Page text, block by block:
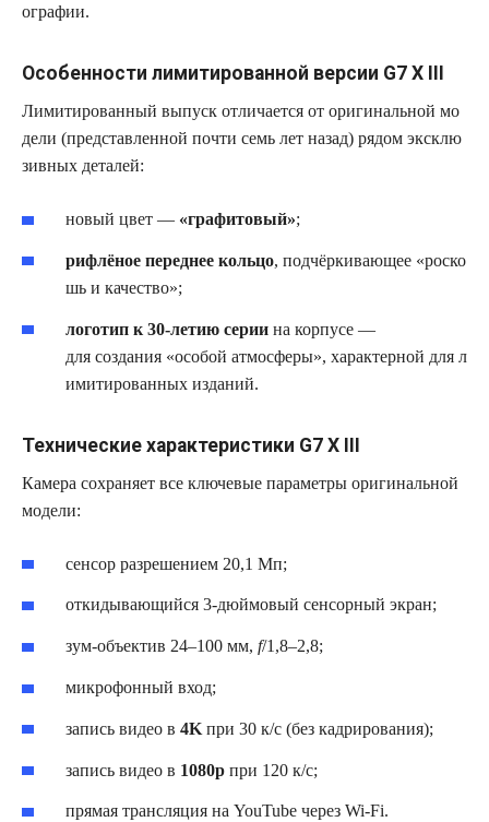
ографии.
Особенности лимитированной версии G7 X III
Лимитированный выпуск отличается от оригинальной мо
дели (представленной почти семь лет назад) рядом эксклю
зивных деталей:
новый цвет — «графитовый»;
рифлёное переднее кольцо, подчёркивающее «роско
шь и качество»;
логотип к 30‑летию серии на корпусе —
для создания «особой атмосферы», характерной для л
имитированных изданий.
Технические характеристики G7 X III
Камера сохраняет все ключевые параметры оригинальной
модели:
сенсор разрешением 20,1 Мп;
откидывающийся 3‑дюймовый сенсорный экран;
зум‑объектив 24–100 мм, f/1,8–2,8;
микрофонный вход;
запись видео в 4K при 30 к/с (без кадрирования);
запись видео в 1080p при 120 к/с;
прямая трансляция на YouTube через Wi‑Fi.